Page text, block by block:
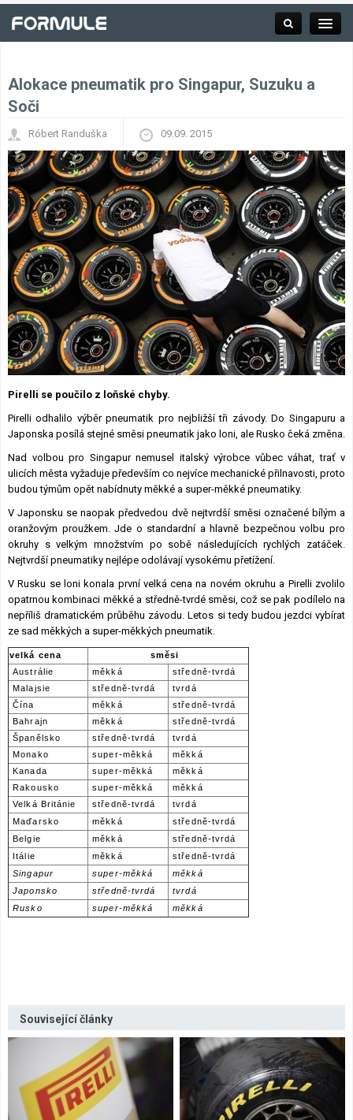
Závodní série
Kalendář F1
Výsledky F1
Týmy a jezdci F1
Okruhy F1
Lexikon F1
Alokace pneumatik pro Singapur, Suzuku a
Soči
Róbert Randuška 09.09. 2015
Pirelli se poučilo z loňské chyby.
Pirelli odhalilo výběr pneumatik pro nejbližší tři závody. Do Singapuru a
Japonska posílá stejné směsi pneumatik jako loni, ale Rusko čeká změna.
Nad volbou pro Singapur nemusel italský výrobce vůbec váhat, trať v
ulicích města vyžaduje především co nejvíce mechanické přilnavosti, proto
budou týmům opět nabídnuty měkké a super-měkké pneumatiky.
V Japonsku se naopak předvedou dvě nejtvrdší směsi označené bílým a
oranžovým proužkem. Jde o standardní a hlavně bezpečnou volbu pro
okruhy s velkým množstvím po sobě následujících rychlých zatáček.
Nejtvrdší pneumatiky nejlépe odolávají vysokému přetížení.
V Rusku se loni konala první velká cena na novém okruhu a Pirelli zvolilo
opatrnou kombinaci měkké a středně-tvrdé směsi, což se pak podílelo na
nepříliš dramatickém průběhu závodu. Letos si tedy budou jezdci vybírat
ze sad měkkých a super-měkkých pneumatik.
velká cena
směsi
Austrálie
měkká
středně-tvrdá
Malajsie
středně-tvrdá
tvrdá
Čína
měkká
středně-tvrdá
Bahrajn
měkká
středně-tvrdá
Španělsko
středně-tvrdá
tvrdá
Monako
super-měkká
měkká
Kanada
super-měkká
měkká
Rakousko
super-měkká
měkká
Velká Británie
středně-tvrdá
tvrdá
Maďarsko
měkká
středně-tvrdá
Belgie
měkká
středně-tvrdá
Itálie
měkká
středně-tvrdá
Singapur
super-měkká
měkká
Japonsko
středně-tvrdá
tvrdá
Rusko
super-měkká měkká
Související články